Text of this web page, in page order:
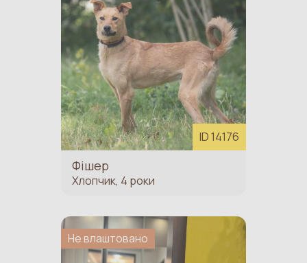
ID 14176
Фішер
Хлопчик, 4 роки
Не влаштовано